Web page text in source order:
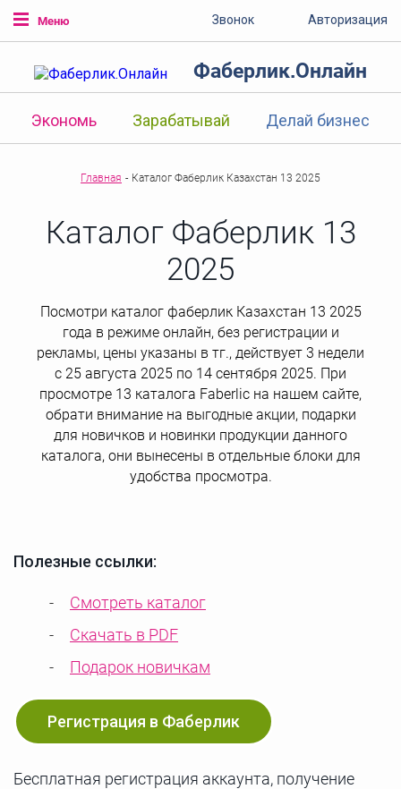
Меню Звонок Авторизация
Фаберлик.Онлайн
Экономь Зарабатывай Делай бизнес
Главная - Каталог Фаберлик Казахстан 13 2025
Каталог Фаберлик 13
2025
Посмотри каталог фаберлик Казахстан 13 2025
года в режиме онлайн, без регистрации и
рекламы, цены указаны в тг., действует 3 недели
с 25 августа 2025 по 14 сентября 2025. При
просмотре 13 каталога Faberlic на нашем сайте,
обрати внимание на выгодные акции, подарки
для новичков и новинки продукции данного
каталога, они вынесены в отдельные блоки для
удобства просмотра.
Полезные ссылки:
Смотреть каталог
Скачать в PDF
Подарок новичкам
Регистрация в Фаберлик
Бесплатная регистрация аккаунта, получение